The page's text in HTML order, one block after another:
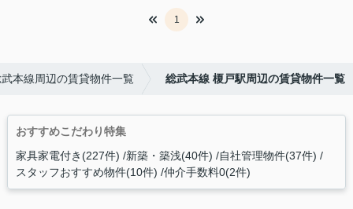
1
本線周辺の賃貸物件一覧 総武本線 榎戸駅周辺の賃貸物件一覧
おすすめこだわり特集
家具家電付き(227件) 新築・築浅(40件) 自社管理物件(37件)
スタッフおすすめ物件(10件) 仲介手数料0(2件)